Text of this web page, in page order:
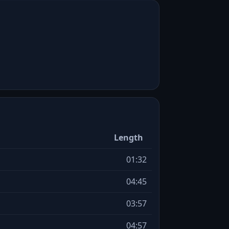
Length
01:32
04:45
03:57
04:57